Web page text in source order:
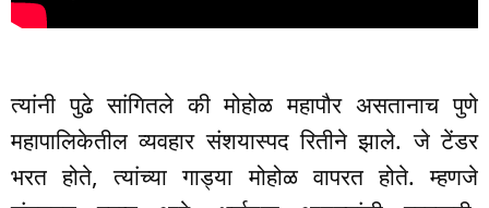
त्यांनी पुढे सांगितले की मोहोळ महापौर असतानाच पुणे
महापालिकेतील व्यवहार संशयास्पद रितीने झाले. जे टेंडर
भरत होते, त्यांच्या गाड्या मोहोळ वापरत होते. म्हणजे